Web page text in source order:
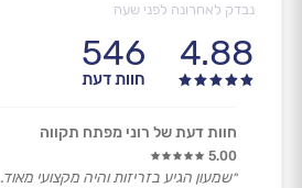
נבדק לאחרונה לפני שעה
4.88
546
חוות דעת
חוות דעת של רוני מפתח תקווה
5.00
״שמעון הגיע בזריזות והיה מקצועי מאוד.